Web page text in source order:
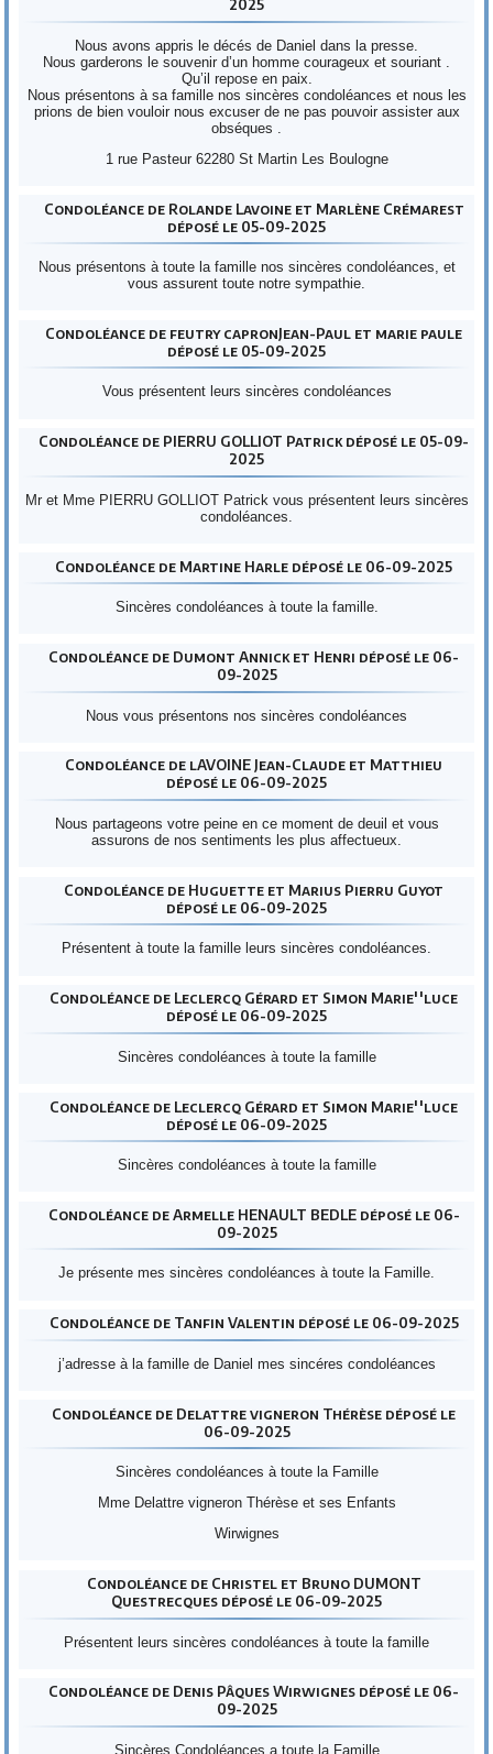
2025
Nous avons appris le décés de Daniel dans la presse.
Nous garderons le souvenir d’un homme courageux et souriant .
Qu’il repose en paix.
Nous présentons à sa famille nos sincères condoléances et nous les
prions de bien vouloir nous excuser de ne pas pouvoir assister aux
obséques .
1 rue Pasteur 62280 St Martin Les Boulogne
Condoléance de Rolande Lavoine et Marlène Crémarest
déposé le 05-09-2025
Nous présentons à toute la famille nos sincères condoléances, et
vous assurent toute notre sympathie.
Condoléance de feutry capronJean-Paul et marie paule
déposé le 05-09-2025
Vous présentent leurs sincères condoléances
Condoléance de PIERRU GOLLIOT Patrick déposé le 05-09-
2025
Mr et Mme PIERRU GOLLIOT Patrick vous présentent leurs sincères
condoléances.
Condoléance de Martine Harle déposé le 06-09-2025
Sincères condoléances à toute la famille.
Condoléance de Dumont Annick et Henri déposé le 06-
09-2025
Nous vous présentons nos sincères condoléances
Condoléance de lAVOINE Jean-Claude et Matthieu
déposé le 06-09-2025
Nous partageons votre peine en ce moment de deuil et vous
assurons de nos sentiments les plus affectueux.
Condoléance de Huguette et Marius Pierru Guyot
déposé le 06-09-2025
Présentent à toute la famille leurs sincères condoléances.
Condoléance de Leclercq Gérard et Simon Marie''luce
déposé le 06-09-2025
Sincères condoléances à toute la famille
Condoléance de Leclercq Gérard et Simon Marie''luce
déposé le 06-09-2025
Sincères condoléances à toute la famille
Condoléance de Armelle HENAULT BEDLE déposé le 06-
09-2025
Je présente mes sincères condoléances à toute la Famille.
Condoléance de Tanfin Valentin déposé le 06-09-2025
j’adresse à la famille de Daniel mes sincéres condoléances
Condoléance de Delattre vigneron Thérèse déposé le
06-09-2025
Sincères condoléances à toute la Famille
Mme Delattre vigneron Thérèse et ses Enfants
Wirwignes
Condoléance de Christel et Bruno DUMONT
Questrecques déposé le 06-09-2025
Présentent leurs sincères condoléances à toute la famille
Condoléance de Denis Pâques Wirwignes déposé le 06-
09-2025
Sincères Condoléances a toute la Famille